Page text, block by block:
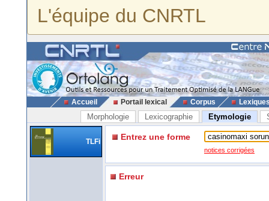
L'équipe du CNRTL
Accueil Portail lexical Corpus
Morphologie Lexicographie Etymologie
TLFi Entrez une forme
notices corrigées
Erreur